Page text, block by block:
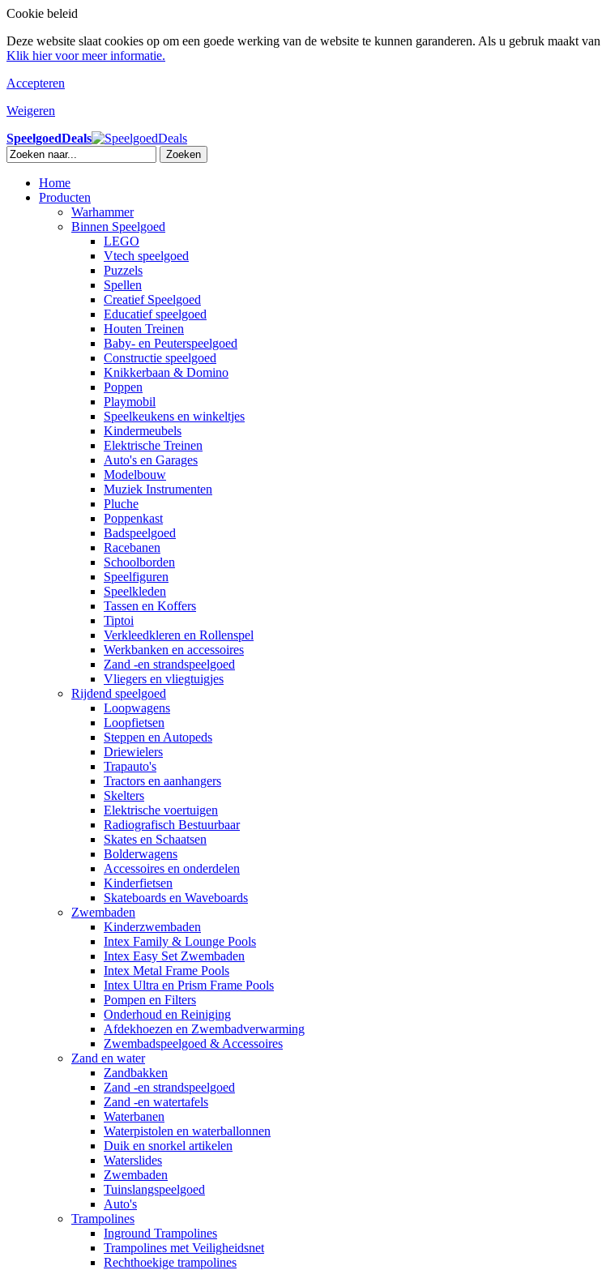
Cookie beleid
Deze website slaat cookies op om een goede werking van de website te kunnen garanderen. Als u gebruk maakt
Klik hier voor meer informatie.
Accepteren
Weigeren
SpeelgoedDeals
Zoeken
Home
Producten
Warhammer
Binnen Speelgoed
LEGO
Vtech speelgoed
Puzzels
Spellen
Creatief Speelgoed
Educatief speelgoed
Houten Treinen
Baby- en Peuterspeelgoed
Constructie speelgoed
Knikkerbaan & Domino
Poppen
Playmobil
Speelkeukens en winkeltjes
Kindermeubels
Elektrische Treinen
Auto's en Garages
Modelbouw
Muziek Instrumenten
Pluche
Poppenkast
Badspeelgoed
Racebanen
Schoolborden
Speelfiguren
Speelkleden
Tassen en Koffers
Tiptoi
Verkleedkleren en Rollenspel
Werkbanken en accessoires
Zand -en strandspeelgoed
Vliegers en vliegtuigjes
Rijdend speelgoed
Loopwagens
Loopfietsen
Steppen en Autopeds
Driewielers
Trapauto's
Tractors en aanhangers
Skelters
Elektrische voertuigen
Radiografisch Bestuurbaar
Skates en Schaatsen
Bolderwagens
Accessoires en onderdelen
Kinderfietsen
Skateboards en Waveboards
Zwembaden
Kinderzwembaden
Intex Family & Lounge Pools
Intex Easy Set Zwembaden
Intex Metal Frame Pools
Intex Ultra en Prism Frame Pools
Pompen en Filters
Onderhoud en Reiniging
Afdekhoezen en Zwembadverwarming
Zwembadspeelgoed & Accessoires
Zand en water
Zandbakken
Zand -en strandspeelgoed
Zand -en watertafels
Waterbanen
Waterpistolen en waterballonnen
Duik en snorkel artikelen
Waterslides
Zwembaden
Tuinslangspeelgoed
Auto's
Trampolines
Inground Trampolines
Trampolines met Veiligheidsnet
Rechthoekige trampolines